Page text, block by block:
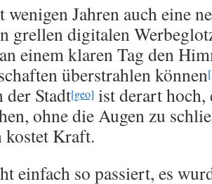
wenigen Jahren auch eine
grellen digitalen
einem klaren Tag den
überstrahlen können
der Stadt[geo] ist derart
ohne die Augen zu
Kraft.
einfach so passiert, es